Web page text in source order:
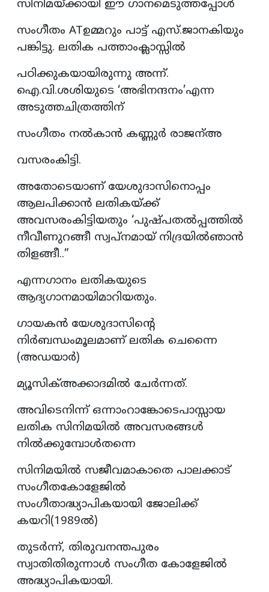
സിനിമയ്ക്കായി ഈ ഗാനമെടുത്തപ്പോൾ
സംഗീതം ATഉമ്മറും പാട്ട് എസ്.ജാനകിയും
പങ്കിട്ടു. ലതിക പത്താംക്ലാസ്സിൽ
പഠിക്കുകയായിരുന്നു അന്ന്.
ഐ.വി.ശശിയുടെ ‘അഭിനന്ദനം’എന്ന
അടുത്തചിത്രത്തിന്
സംഗീതം നൽകാൻ കണ്ണുർ രാജന്അ
വസരംകിട്ടി.
അതോടെയാണ് യേശുദാസിനൊപ്പം
ആലപിക്കാൻ ലതികയ്ക്ക്
അവസരംകിട്ടിയതും ‘പുഷ്പതല്‍പ്പത്തില്‍
നീവീണുറങ്ങീ സ്വപ്നമായ് നിദ്രയില്‍ഞാന്‍
തിളങ്ങീ..”
എന്നഗാനം ലതികയുടെ
ആദ്യഗാനമായിമാറിയതും.
ഗായകൻ യേശുദാസിന്റെ
നിർബന്ധംമൂലമാണ് ലതിക ചെന്നൈ
(അഡയാർ)
മ്യൂസിക്അക്കാദമിൽ ചേർന്നത്.
അവിടെനിന്ന് ഒന്നാംറാങ്കോടെപാസ്സായ
ലതിക സിനിമയിൽ അവസരങ്ങൾ
നിൽക്കുമ്പോൾതന്നെ
സിനിമയിൽ സജീവമാകാതെ പാലക്കാട്
സംഗീതകോളേജിൽ
സംഗീതാദ്ധ്യാപികയായി ജോലിക്ക്
കയറി(1989ൽ)
തുടർന്ന്, തിരുവനന്തപുരം
സ്വാതിതിരുന്നാൾ സംഗീത കോളേജിൽ
അദ്ധ്യാപികയായി.